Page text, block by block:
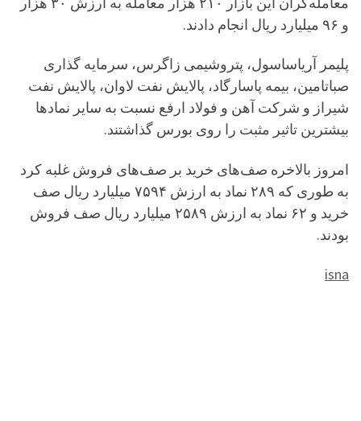
و ۹۶ میلیارد ریال انجام دادند.
پلیمر آریاساسول، پتروشیمی زاگرس، سرمایه گذاری
صباتامین، بیمه پاسارگاد، پالایش نفت لاوان، پالایش نفت
شیراز و شرکت آهن و فولاد ارفع نسبت به سایر نمادها
بیشترین تاثیر مثبت را روی بورس گذاشتند.
امروز بالاخره صف‌های خرید بر صف‌های فروش غلبه کرد
به طوری که ۲۸۹ نماد به ارزش ۷۵۹۴ میلیارد ریال صف
خرید و ۶۲ نماد به ارزش ۲۵۸۹ میلیارد ریال صف فروش
بودند.
isna